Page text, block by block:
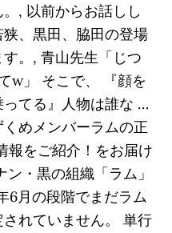
, 以前からお話しし
、黒田、脇田の登場
。, 青山先生「じつ
w」 そこで、 『顔を
てる』人物は誰な …
めメンバーラムの正
報をご紹介！をお届け
・黒の組織「ラム」
6月の段階でまだラム
れていません。 単行